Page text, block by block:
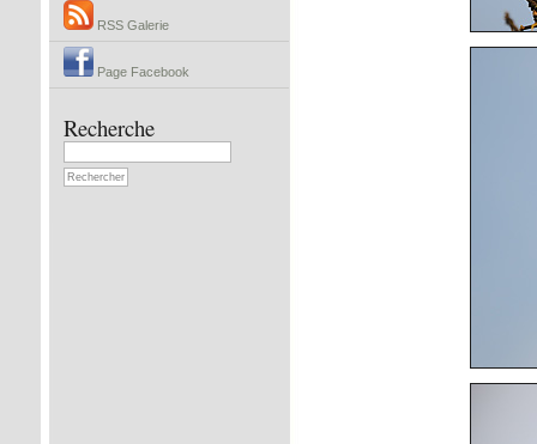
RSS Galerie
Page Facebook
Recherche